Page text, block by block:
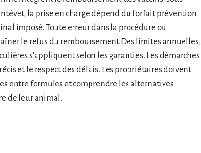
la prise en charge dépend du forfait prévention
imposé. Toute erreur dans la procédure ou
le refus du remboursement.Des limites annuelles,
s’appliquent selon les garanties. Les démarches
et le respect des délais. Les propriétaires doivent
entre formules et comprendre les alternatives
de leur animal.